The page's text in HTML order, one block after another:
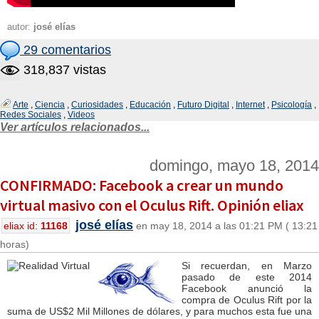
autor: josé elías
29 comentarios
318,837 vistas
Arte , Ciencia , Curiosidades , Educación , Futuro Digital , Internet, Psicología ,
Redes Sociales , Videos
Ver artículos relacionados...
domingo, mayo 18, 2014
CONFIRMADO: Facebook a crear un mundo
virtual masivo con el Oculus Rift. Opinión eliax
eliax id: 11168 josé elías en may 18, 2014 a las 01:21 PM ( 13:21
horas)
Si recuerdan, en Marzo
pasado de este 2014
Facebook anunció la
compra de Oculus Rift por la
suma de US$2 Mil Millones de dólares, y para muchos esta fue una